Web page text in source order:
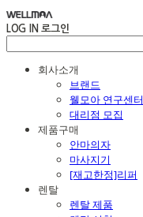
LOG IN 로그인
회사소개
브랜드
웰모아 연구센터
대리점 모집
제품구매
안마의자
마사지기
[재고한정]리퍼
렌탈
렌탈 제품